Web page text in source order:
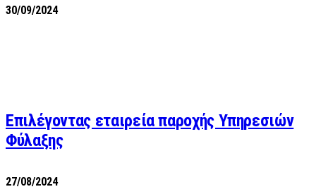
30/09/2024
Επιλέγοντας εταιρεία παροχής Υπηρεσιών
Φύλαξης
27/08/2024